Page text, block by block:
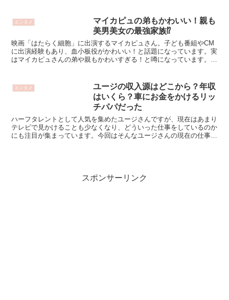
エンタメ
マイカピュの弟もかわいい！親も
美男美女の最強家族⁉
映画「はたらく細胞」に出演するマイカピュさん。子ども番組やCM
に出演経験もあり、血小板役がかわいい！と話題になっています。実
はマイカピュさんの弟や親もかわいすぎる！と噂になっています。気
エンタメ
ユージの収入源はどこから？年収
はいくら？車にお金をかけるリッ
チパパだった
ハーフタレントとして人気を集めたユージさんですが、現在はあまり
テレビで見かけることも少なくなり、どういった仕事をしているのか
にも注目が集まっています。今回はそんなユージさんの現在の仕事や
スポンサーリンク